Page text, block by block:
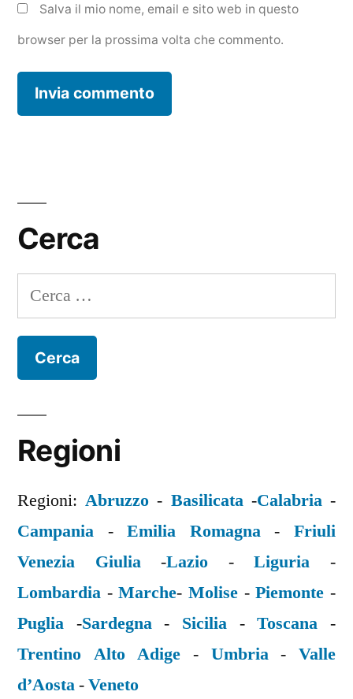
Salva il mio nome, email e sito web in questo
browser per la prossima volta che commento.
Cerca
Ricerca
per:
Regioni
Regioni:Abruzzo - Basilicata-Calabria-
Campania -Emilia Romagna-Friuli
Venezia Giulia-Lazio -Liguria -
Lombardia -Marche-Molise -Piemonte -
Puglia -Sardegna- Sicilia -Toscana -
Trentino Alto Adige - Umbria-Valle
d’Aosta-Veneto